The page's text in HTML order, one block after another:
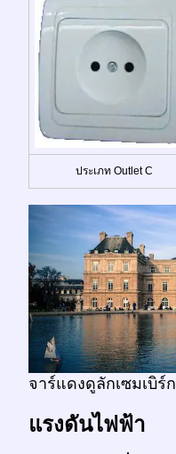
ประเภท Outlet C
จาร์แดงดูลักเซมเบิร์ก
แรงดันไฟฟ้า